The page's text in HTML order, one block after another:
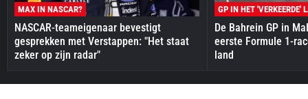
MAX IN NASCAR?
NASCAR-teameigenaar bevestigt
gesprekken met Verstappen: "Het staat
zeker op zijn radar"
GP IN HET 'VERKEERDE'
De Bahrein GP in
eerste Formule 1-
land